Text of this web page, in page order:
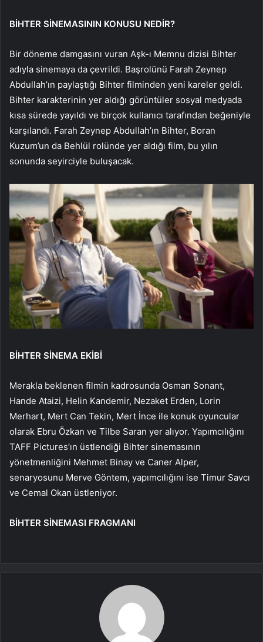
BİHTER SİNEMASININ KONUSU NEDİR?
Bir döneme damgasını vuran Aşk-ı Memnu dizisi Bihter
adıyla sinemaya da çevrildi. Başrolünü Farah Zeynep
Abdullah’ın paylaştığı Bihter filminden yeni kareler geldi.
Bihter karakterinin yer aldığı görüntüler sosyal medyada
kısa sürede yayıldı ve birçok kullanıcı tarafından beğeniyle
karşılandı. Farah Zeynep Abdullah’ın Bihter, Boran
Kuzum’un da Behlül rolünde yer aldığı film, bu yılın
sonunda seyirciyle buluşacak.
BİHTER SİNEMA EKİBİ
Merakla beklenen filmin kadrosunda Osman Sonant,
Hande Ataizi, Helin Kandemir, Nezaket Erden, Lorin
Merhart, Mert Can Tekin, Mert İnce ile konuk oyuncular
olarak Ebru Özkan ve Tilbe Saran yer alıyor. Yapımcılığını
TAFF Pictures’ın üstlendiği Bihter sinemasının
yönetmenliğini Mehmet Binay ve Caner Alper,
senaryosunu Merve Göntem, yapımcılığını ise Timur Savcı
ve Cemal Okan üstleniyor.
BİHTER SİNEMASI FRAGMANI